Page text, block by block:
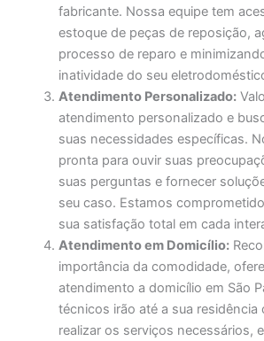
fabricante. Nossa equipe tem
estoque de peças de reposição,
processo de reparo e
inatividade do seu
Atendimento Personalizado:
atendimento personalizado e
suas necessidades específicas.
pronta para ouvir suas
suas perguntas e fornecer
seu caso. Estamos
sua satisfação total em cada
Atendimento em Domicílio:
importância da comodidade,
atendimento a domicílio em São
técnicos irão até a sua residência
realizar os serviços necessários,